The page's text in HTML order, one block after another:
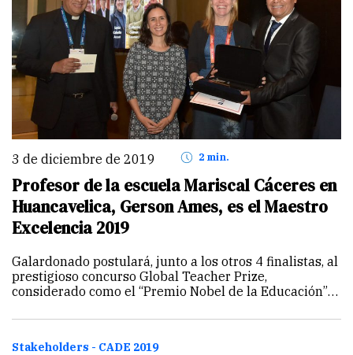
3 de diciembre de 2019 2 min.
Profesor de la escuela Mariscal Cáceres en
Huancavelica, Gerson Ames, es el Maestro
Excelencia 2019
Galardonado postulará, junto a los otros 4 finalistas, al
prestigioso concurso Global Teacher Prize,
considerado como el “Premio Nobel de la Educación”
Cáceres de Huancavelica desde hace 4 años, pero
Stakeholders - CADE 2019